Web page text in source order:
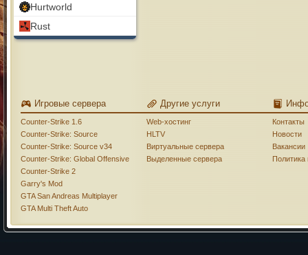
Hurtworld
Rust
Игровые сервера
Counter-Strike 1.6
Counter-Strike: Source
Counter-Strike: Source v34
Counter-Strike: Global Offensive
Counter-Strike 2
Garry's Mod
GTA San Andreas Multiplayer
GTA Multi Theft Auto
Другие услуги
Web-хостинг
HLTV
Виртуальные сервера
Выделенные сервера
Контакты
Новости
Вакансии
Политика